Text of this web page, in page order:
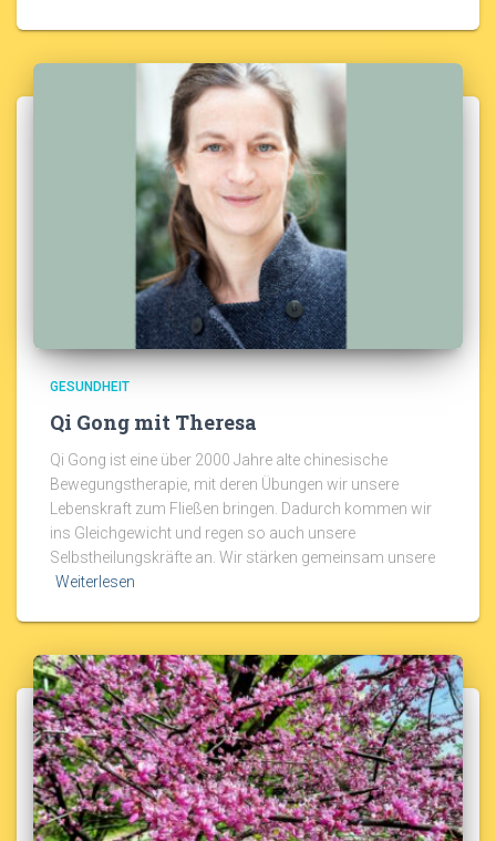
GESUNDHEIT
Qi Gong mit Theresa
Qi Gong ist eine über 2000 Jahre alte chinesische
Bewegungstherapie, mit deren Übungen wir unsere
Lebenskraft zum Fließen bringen. Dadurch kommen wir
ins Gleichgewicht und regen so auch unsere
Selbstheilungskräfte an. Wir stärken gemeinsam unsere
Weiterlesen